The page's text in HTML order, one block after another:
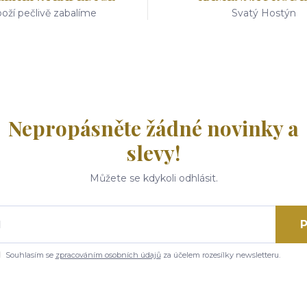
pečlivě zabalíme Svatý Hostýn
Nepropásněte žádné novinky a
slevy!
Můžete se kdykoli odhlásit.
Souhlasím se zpracováním osobních údajůza účelem rozesílky newsletteru.